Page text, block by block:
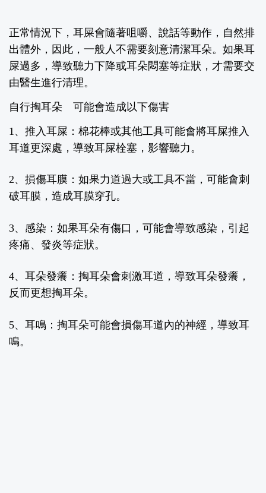
正常情況下，耳屎會隨著咀嚼、說話等動作，自然排
出體外，因此，一般人不需要刻意清潔耳朵。如果耳
屎過多，導致聽力下降或耳朵悶塞等症狀，才需要交
由醫生進行清理。
自行掏耳朵 可能會造成以下傷害
1 、推入耳屎： 棉花棒或其他工具可能會將耳屎推入
耳道更深處，導致耳屎栓塞，影響聽力。
2、損傷耳膜： 如果力道過大或工具不當，可能會刺
破耳膜，造成耳膜穿孔。
3、感染： 如果耳朵有傷口，可能會導致感染，引起
疼痛、發炎等症狀。
4、耳朵發癢： 掏耳朵會刺激耳道，導致耳朵發癢，
反而更想掏耳朵。
5、耳鳴： 掏耳朵可能會損傷耳道內的神經，導致耳
鳴。